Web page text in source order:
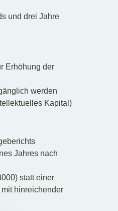
und drei Jahre
Erhöhung der
werden
Kapital)
Jahres nach
statt einer
hinreichender